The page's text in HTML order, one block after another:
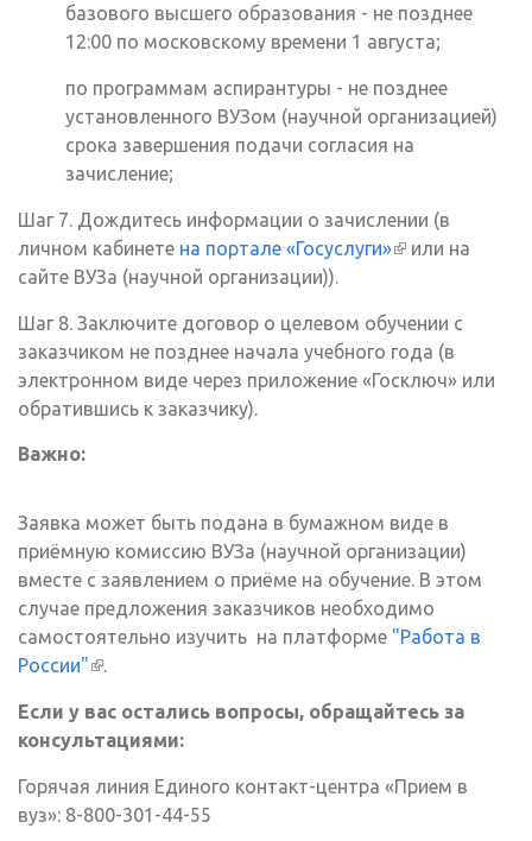
базового высшего образования - не позднее
12:00 по московскому времени 1 августа;
по программам аспирантуры - не позднее
установленного ВУЗом (научной организацией)
срока завершения подачи согласия на
зачисление;
Шаг 7. Дождитесь информации о зачислении (в
личном кабинете на портале «Госуслуги»(внешняя
или на
сайте ВУЗа (научной организации)).
Шаг 8. Заключите договор о целевом обучении с
заказчиком не позднее начала учебного года (в
электронном виде через приложение «Госключ» или
обратившись к заказчику).
Важно:
Заявка может быть подана в бумажном виде в
приёмную комиссию ВУЗа (научной организации)
вместе с заявлением о приёме на обучение. В этом
случае предложения заказчиков необходимо
самостоятельно изучить на платформе "Работа в
России"(внешняя ссылка)
.
Если у вас остались вопросы, обращайтесь за
консультациями:
Горячая линия Единого контакт-центра «Прием в
вуз»: 8-800-301-44-55